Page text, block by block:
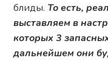
блиды. То есть,
выставляем в
которых 3
дальнейшем они